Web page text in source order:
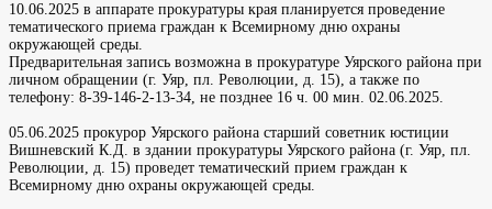
​10.06.2025 в аппарате прокуратуры края планируется проведение
тематического приема граждан к Всемирному дню охраны
окружающей среды.
​Предварительная запись возможна в прокуратуре Уярского района при
личном обращении (г. Уяр, пл. Революции, д. 15), а также по
телефону: 8-39-146-2-13-34, не позднее 16 ч. 00 мин. 02.06.2025.
05.06.2025 прокурор Уярского района старший советник юстиции
Вишневский К.Д. в здании прокуратуры Уярского района (г. Уяр, пл.
Революции, д. 15) проведет тематический прием граждан к
Всемирному дню охраны окружающей среды.